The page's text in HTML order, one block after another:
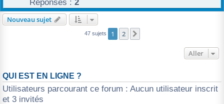
Réponses : 2
Nouveau sujet
47 sujets 1 2
Aller
QUI EST EN LIGNE ?
Utilisateurs parcourant ce forum : Aucun utilisateur inscrit
et 3 invités